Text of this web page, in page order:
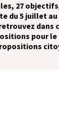
27
du 5 juillet au
dans
pour